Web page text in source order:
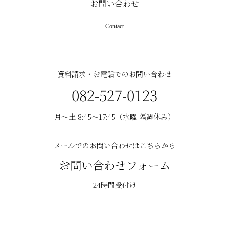
お問い合わせ
Contact
資料請求・お電話でのお問い合わせ
082-527-0123
月〜土 8:45〜17:45（水曜 隔週休み）
メールでのお問い合わせはこちらから
お問い合わせフォーム
24時間受付け